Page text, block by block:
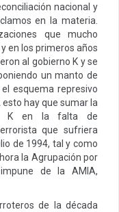
nacional y
en la materia.
que mucho
en los primeros años
al gobierno K y se
un manto de
esquema represivo
hay que sumar la
K en la falta de
que sufriera
de 1994, tal y como
la Agrupación por
de la AMIA,
de la década